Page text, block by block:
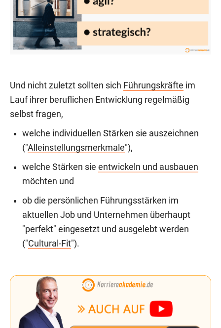
Und nicht zuletzt sollten sich Führungskräfte im
Lauf ihrer beruflichen Entwicklung regelmäßig
selbst fragen,
welche individuellen Stärken sie auszeichnen
("Alleinstellungsmerkmale"),
welche Stärken sie entwickeln und ausbauen
möchten und
ob die persönlichen Führungsstärken im
aktuellen Job und Unternehmen überhaupt
"perfekt" eingesetzt und ausgelebt werden
("Cultural-Fit").